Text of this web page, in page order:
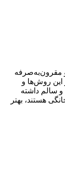
مقرون‌به‌صرفه
این روش‌ها و
سالم داشته
هستند، بهتر